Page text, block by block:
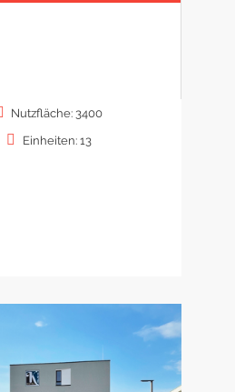
Nutzfläche: 3400
Einheiten: 13